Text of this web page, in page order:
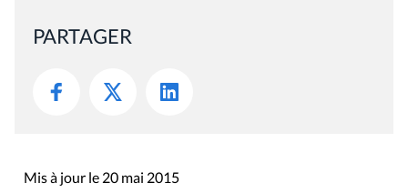
PARTAGER
Mis à jour le 20 mai 2015